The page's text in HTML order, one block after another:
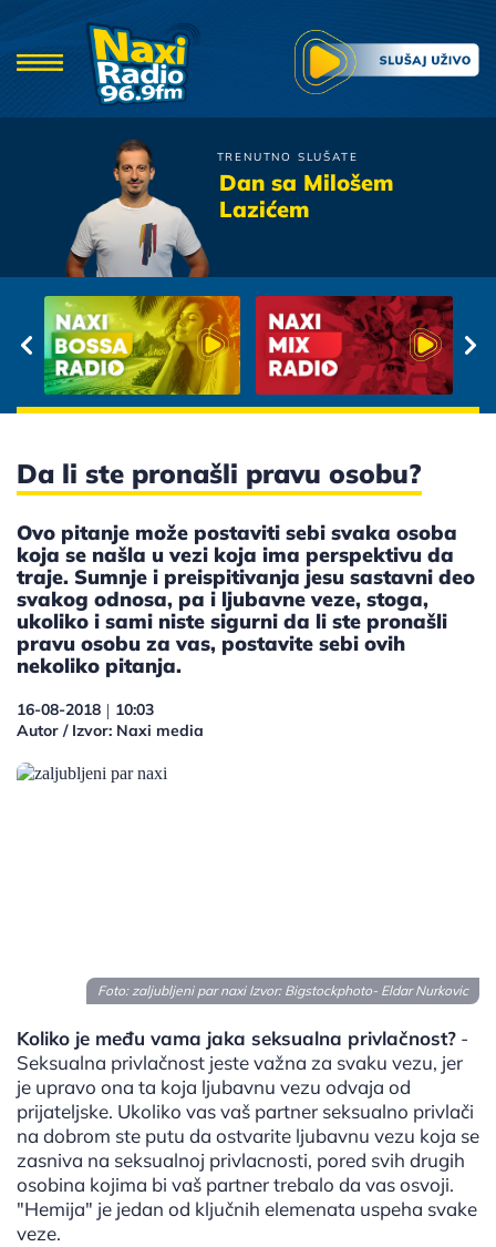
TRENUTNO SLUŠATE
Dan sa Milošem
Lazićem
Jakov Jozinovic
Da li ste pronašli pravu osobu?
Ovo pitanje može postaviti sebi svaka osoba
koja se našla u vezi koja ima perspektivu da
traje. Sumnje i preispitivanja jesu sastavni deo
svakog odnosa, pa i ljubavne veze, stoga,
ukoliko i sami niste sigurni da li ste pronašli
pravu osobu za vas, postavite sebi ovih
nekoliko pitanja.
16-08-2018 | 10:03
Autor / Izvor: Naxi media
Foto: zaljubljeni par naxi Izvor: Bigstockphoto- Eldar Nurkovic
Koliko je među vama jaka seksualna privlačnost? -
Seksualna privlačnost jeste važna za svaku vezu, jer
je upravo ona ta koja ljubavnu vezu odvaja od
prijateljske. Ukoliko vas vaš partner seksualno privlači
na dobrom ste putu da ostvarite ljubavnu vezu koja se
zasniva na seksualnoj privlacnosti, pored svih drugih
osobina kojima bi vaš partner trebalo da vas osvoji.
"Hemija" je jedan od ključnih elemenata uspeha svake
veze.